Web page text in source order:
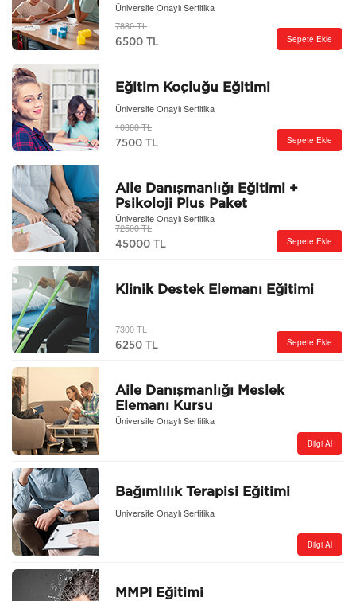
Üniversite Onaylı Sertifika
7880 TL
6500 TL Sepete Ekle
Eğitim Koçluğu Eğitimi
Üniversite Onaylı Sertifika
10380 TL
7500 TL Sepete Ekle
Aile Danışmanlığı Eğitimi +
Psikoloji Plus Paket
Üniversite Onaylı Sertifika
72500 TL
45000 TL Sepete Ekle
Klinik Destek Elemanı Eğitimi
7300 TL
6250 TL Sepete Ekle
Aile Danışmanlığı Meslek
Elemanı Kursu
Üniversite Onaylı Sertifika
Bilgi Al
Bağımlılık Terapisi Eğitimi
Üniversite Onaylı Sertifika
Bilgi Al
MMPI Eğitimi